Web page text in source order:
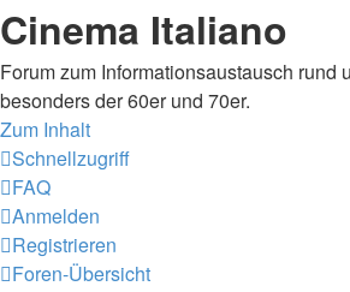
Cinema Italiano
Forum zum Informationsaustausch rund
besonders der 60er und 70er.
Zum Inhalt
Schnellzugriff
FAQ
Anmelden
Registrieren
Foren-Übersicht